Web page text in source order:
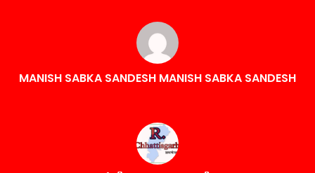
MANISH SABKA SANDESH MANISH SABKA SANDESH